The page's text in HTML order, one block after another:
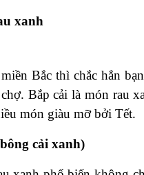
xanh
Bắc thì chắc hẳn
Bắp cải là món rau
món giàu mỡ bởi Tết.
cải xanh)